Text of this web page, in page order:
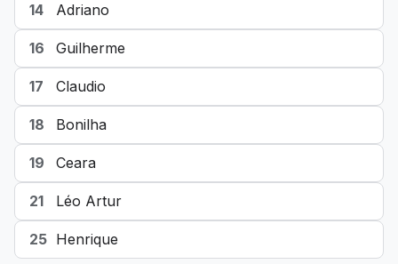
14 Adriano
16 Guilherme
17 Claudio
18 Bonilha
19 Ceara
21 Léo Artur
25 Henrique